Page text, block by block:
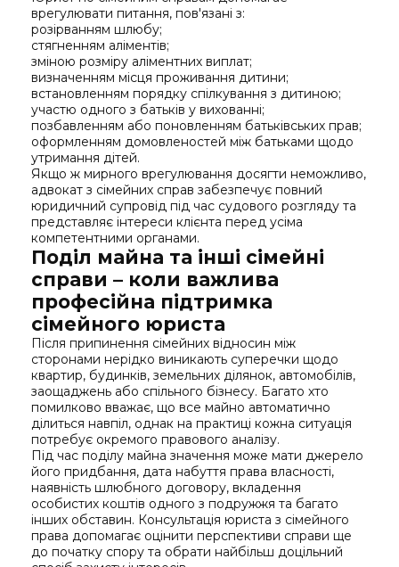
врегулювати питання, пов'язані з:
розірванням шлюбу;
стягненням аліментів;
зміною розміру аліментних виплат;
визначенням місця проживання дитини;
встановленням порядку спілкування з дитиною;
участю одного з батьків у вихованні;
позбавленням або поновленням батьківських прав;
оформленням домовленостей між батьками щодо
утримання дітей.
Якщо ж мирного врегулювання досягти неможливо,
адвокат з сімейних справ забезпечує повний
юридичний супровід під час судового розгляду та
представляє інтереси клієнта перед усіма
компетентними органами.
Поділ майна та інші сімейні
справи – коли важлива
професійна підтримка
сімейного юриста
Після припинення сімейних відносин між
сторонами нерідко виникають суперечки щодо
квартир, будинків, земельних ділянок, автомобілів,
заощаджень або спільного бізнесу. Багато хто
помилково вважає, що все майно автоматично
ділиться навпіл, однак на практиці кожна ситуація
потребує окремого правового аналізу.
Під час поділу майна значення може мати джерело
його придбання, дата набуття права власності,
наявність шлюбного договору, вкладення
особистих коштів одного з подружжя та багато
інших обставин. Консультація юриста з сімейного
права допомагає оцінити перспективи справи ще
до початку спору та обрати найбільш доцільний